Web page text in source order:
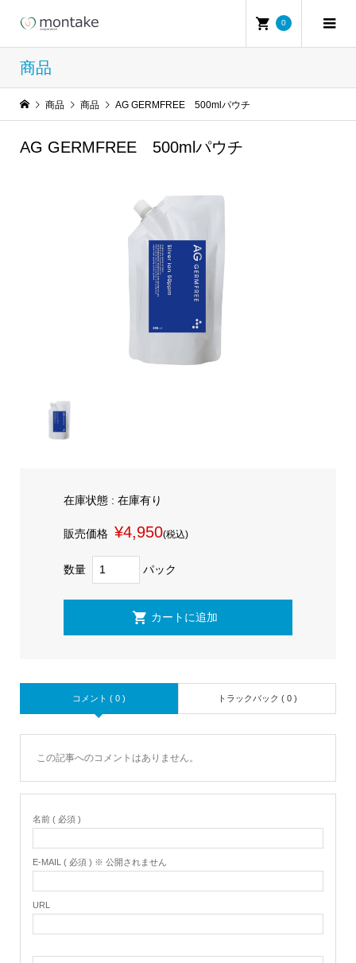
0
商品
商品 商品 AG GERMFREE 500mlパウチ
AG GERMFREE 500mlパウチ
在庫状態 : 在庫有り
販売価格 ¥4,950(税込)
数量 パック
コメント ( 0 ) トラックバック ( 0 )
この記事へのコメントはありません。
名前 ( 必須 )
E-MAIL ( 必須 ) ※ 公開されません
URL